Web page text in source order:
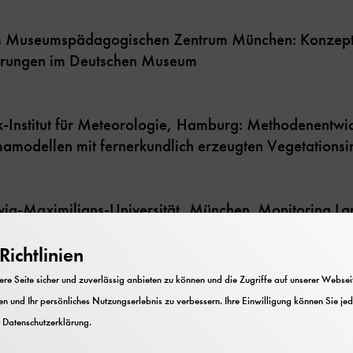
Zentrum München:
im Deutschen Museum
Institut für Meteorologie, Hamburg:
mit fernerkundlich erzeugten
Maximilians-Universität, München. Monitoring
Deutschen Bundesstiftung Umwelt
Geographie an der Ludwig-Maximilians-Universität,
Seite sicher und zuverlässig anbieten zu können und die Zugriffe auf unserer
und Ihr persönliches Nutzungserlebnis zu verbessern. Ihre Einwilligung können Sie
Datenschutzerklärung.